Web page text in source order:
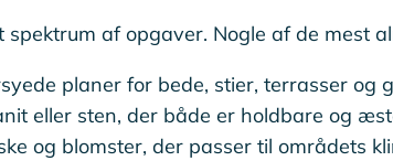
af opgaver. Nogle af de mest
planer for bede, stier, terrasser og
eller sten, der både er holdbare og
og blomster, der passer til områdets